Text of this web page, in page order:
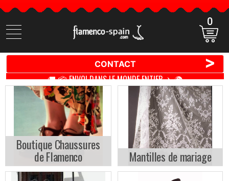
Cherchez
des
0
CONTACT >
🚚 📦 ENVOI DANS LE MONDE ENTIER ✈️ 🌍
Boutique Chaussures
de Flamenco Mantilles de mariage